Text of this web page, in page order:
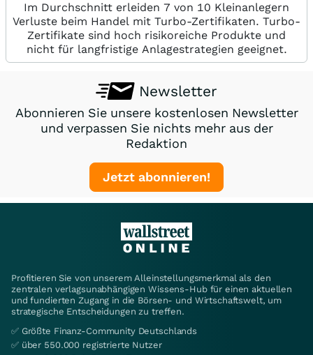
Im Durchschnitt erleiden 7 von 10 Kleinanlegern
Verluste beim Handel mit Turbo-Zertifikaten. Turbo-
Zertifikate sind hoch risikoreiche Produkte und
nicht für langfristige Anlagestrategien geeignet.
Newsletter
Abonnieren Sie unsere kostenlosen Newsletter
und verpassen Sie nichts mehr aus der
Redaktion
Jetzt abonnieren!
Profitieren Sie von unserem Alleinstellungsmerkmal als den
zentralen verlagsunabhängigen Wissens-Hub für einen aktuellen
und fundierten Zugang in die Börsen- und Wirtschaftswelt, um
strategische Entscheidungen zu treffen.
✅ Größte Finanz-Community Deutschlands
✅ über 550.000 registrierte Nutzer